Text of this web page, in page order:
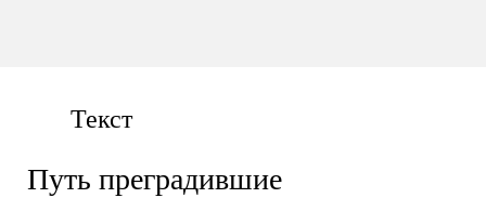
Текст
Путь преградившие